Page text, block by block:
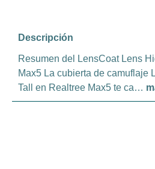
Descripción
Resumen del LensCoat Lens
Max5 La cubierta de camuflaje
Tall en Realtree Max5 te ca…